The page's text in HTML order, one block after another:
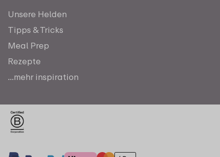
Unsere Helden
Tipps & Tricks
Meal Prep
Rezepte
...mehr inspiration